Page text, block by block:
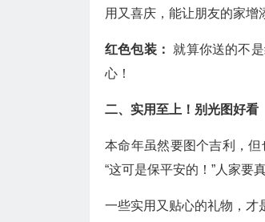
用又喜庆，能让朋友的家增
红色包装： 就算你送的不
心！
二、实用至上！别光图好看
本命年虽然要图个吉利，
“这可是保平安的！”人家要
一些实用又贴心的礼物，才